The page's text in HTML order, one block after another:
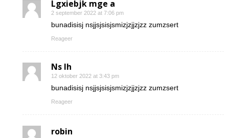
Lgxiebjk mge a
2 september 2022 at 7:06 pm
bunadisisj nsjjsjsisjsmizjzjjzjzz zumzsert
Reageer
Ns Ih
12 oktober 2022 at 3:43 pm
bunadisisj nsjjsjsisjsmizjzjjzjzz zumzsert
Reageer
robin